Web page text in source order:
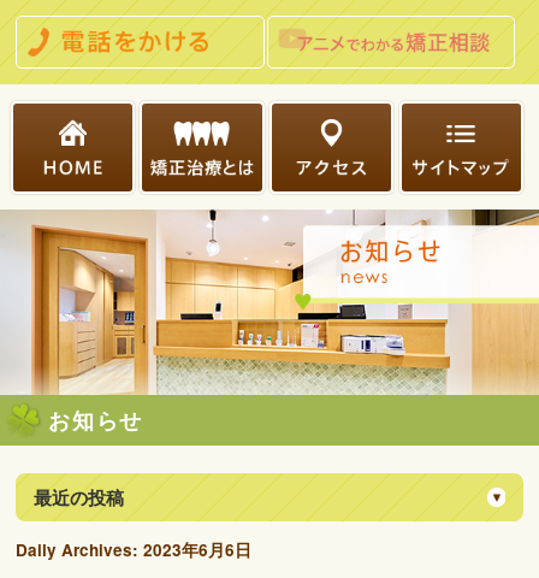
お知らせ
最近の投稿
Daily Archives:2023年6月6日